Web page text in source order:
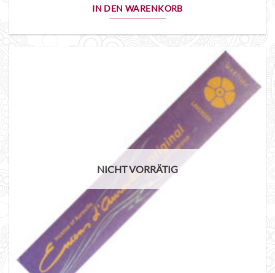
IN DEN WARENKORB
NICHT VORRÄTIG